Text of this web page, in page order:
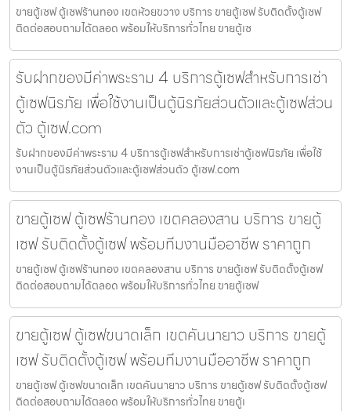
ขายตู้เซฟ ตู้เซฟร้านทอง เขตห้วยขวาง บริการ ขายตู้เซฟ รับติดตั้งตู้เซฟ
ติดต่อสอบถามได้ตลอด พร้อมให้บริการทั่วไทย ขายตู้เซ
รับฝากของมีค่าพระราม 4 บริการตู้เซฟสำหรับการเช่า
ตู้เซฟนิรภัย เพื่อใช้งานเป็นตู้นิรภัยส่วนตัวและตู้เซฟส่วน
ตัว ตู้เซฟ.com
รับฝากของมีค่าพระราม 4 บริการตู้เซฟสำหรับการเช่าตู้เซฟนิรภัย เพื่อใช้
งานเป็นตู้นิรภัยส่วนตัวและตู้เซฟส่วนตัว ตู้เซฟ.com
ขายตู้เซฟ ตู้เซฟร้านทอง เขตคลองสาน บริการ ขายตู้
เซฟ รับติดตั้งตู้เซฟ พร้อมทีมงานมืออาชีพ ราคาถูก
ขายตู้เซฟ ตู้เซฟร้านทอง เขตคลองสาน บริการ ขายตู้เซฟ รับติดตั้งตู้เซฟ
ติดต่อสอบถามได้ตลอด พร้อมให้บริการทั่วไทย ขายตู้เซฟ
ขายตู้เซฟ ตู้เซฟขนาดเล็ก เขตคันนายาว บริการ ขายตู้
เซฟ รับติดตั้งตู้เซฟ พร้อมทีมงานมืออาชีพ ราคาถูก
ขายตู้เซฟ ตู้เซฟขนาดเล็ก เขตคันนายาว บริการ ขายตู้เซฟ รับติดตั้งตู้เซฟ
ติดต่อสอบถามได้ตลอด พร้อมให้บริการทั่วไทย ขายตู้เ